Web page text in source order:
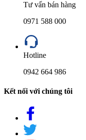
Tư vấn bán hàng
0971 588 000
Hotline
0942 664 986
Kết nối với chúng tôi